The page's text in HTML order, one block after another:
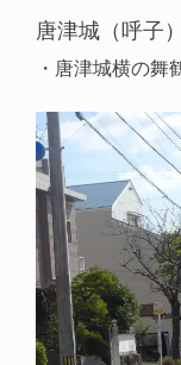
唐津城（呼子
・唐津城横の舞